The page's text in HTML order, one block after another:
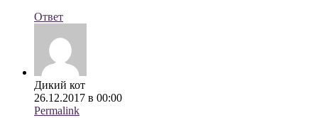
Ответ
Дикий кот
26.12.2017 в 00:00
Permalink